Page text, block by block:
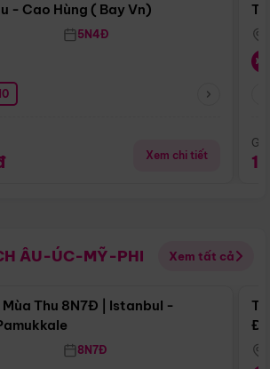
- Cao Hùng ( Bay Vn)
5N4Đ
Xem chi tiết
ÂU-ÚC-MỸ-PHI Xem tất cả
Điểm nổi bật
Mùa Thu 8N7Đ | Istanbul -
8N7Đ